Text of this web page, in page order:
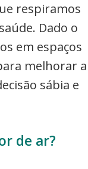
respiramos
Dado o
em espaços
melhorar a
sábia e
de ar?